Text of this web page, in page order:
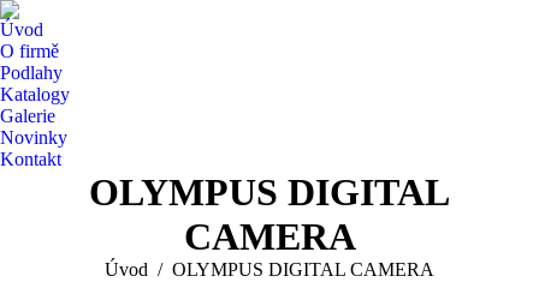
Úvod
O firmě
Podlahy
Katalogy
Galerie
Novinky
Kontakt
OLYMPUS DIGITAL
CAMERA
You are here:
Úvod OLYMPUS DIGITAL CAMERA